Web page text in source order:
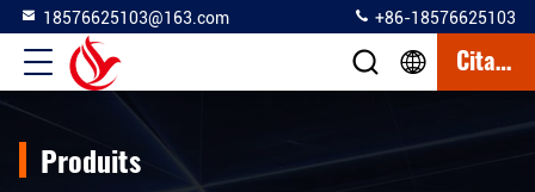
18576625103@163.com +86-18576625103
Citation
Produits